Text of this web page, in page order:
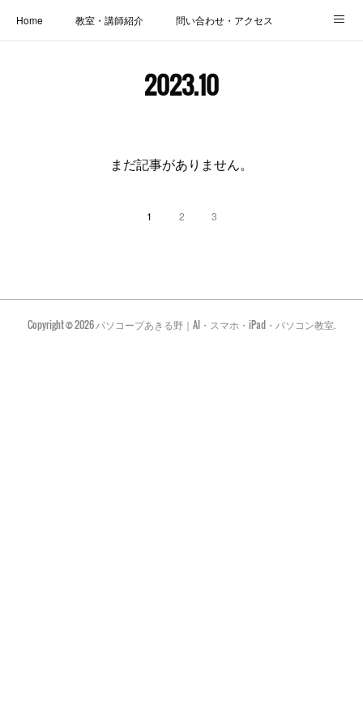
Home 教室・講師紹介 問い合わせ・アクセス
お役立ちブログ | スマホ・パソコン
2023.10
まだ記事がありません。
1 2 3
Copyright ©2026パソコープあきる野｜AI・スマホ・iPad・パソコン教室.